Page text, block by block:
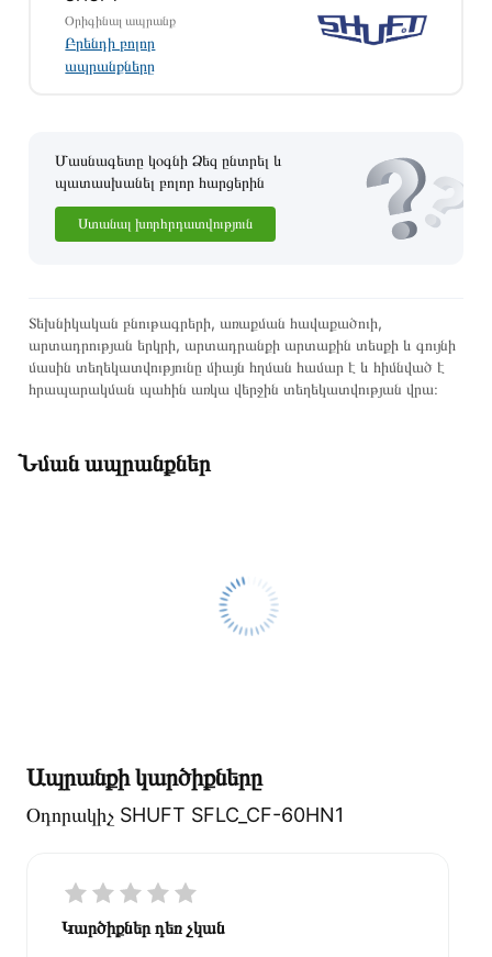
Տվյալ ապրանքը սետիֆիկացված է և համպատասխանում է
բոլոր ստանդարտներին։ Գնված ապրանքի վերադարձը
կատարվում է 14 օրվա ընթացքում:
Օրիգինալ ապրանք
Բրենդի բոլոր
ապրանքները
Մասնագետը կօգնի Ձեզ ընտրել և
պատասխանել բոլոր հարցերին
Ստանալ խորհրդատվություն
Տեխնիկական բնութագրերի, առաքման հավաքածուի,
արտադրության երկրի, արտադրանքի արտաքին տեսքի և գույնի
մասին տեղեկատվությունը միայն հղման համար է և հիմնված է
հրապարակման պահին առկա վերջին տեղեկատվության վրա։
Նման ապրանքներ
Ապրանքի կարծիքները
Օդորակիչ SHUFT SFLC_CF-60HN1
Կարծիքներ դեռ չկան